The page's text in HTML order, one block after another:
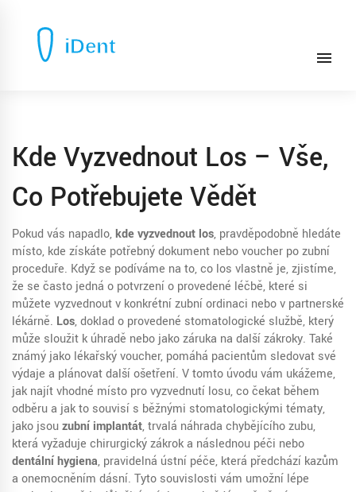
Kde Vyzvednout Los – Vše,
Co Potřebujete Vědět
Pokud vás napadlo,kde vyzvednout los, pravděpodobně hledáte
místo, kde získáte potřebný dokument nebo voucher po zubní
proceduře. Když se podíváme na to, co los vlastně je, zjistíme,
že se často jedná o potvrzení o provedené léčbě, které si
můžete vyzvednout v konkrétní zubní ordinaci nebo v partnerské
lékárně. Los,doklad o provedené stomatologické službě, který
může sloužit k úhradě nebo jako záruka na další zákroky. Také
známý jako lékařský voucher, pomáhá pacientům sledovat své
výdaje a plánovat další ošetření. V tomto úvodu vám ukážeme,
jak najít vhodné místo pro vyzvednutí losu, co čekat během
odběru a jak to souvisí s běžnými stomatologickými tématy,
jako jsouzubní implantát,trvalá náhrada chybějícího zubu,
která vyžaduje chirurgický zákrok a následnou péči nebo
dentální hygiena, pravidelná ústní péče, která předchází kazům
a onemocněním dásní. Tyto souvislosti vám umožní lépe